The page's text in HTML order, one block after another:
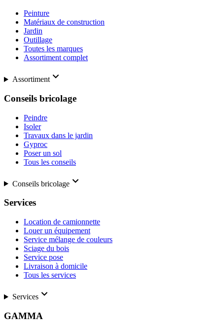
Peinture
Matériaux de construction
Jardin
Outillage
Toutes les marques
Assortiment complet
Assortiment
Conseils bricolage
Peindre
Isoler
Travaux dans le jardin
Gyproc
Poser un sol
Tous les conseils
Conseils bricolage
Services
Location de camionnette
Louer un équipement
Service mélange de couleurs
Sciage du bois
Service pose
Livraison à domicile
Tous les services
Services
GAMMA